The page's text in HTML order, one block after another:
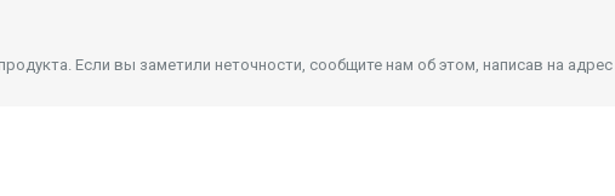
Если вы заметили неточности, сообщите нам об этом, написав на адрес